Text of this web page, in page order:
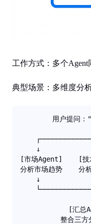
工作方式 ：多个
典型场景 ：多维度分
用户提问：
↓
[市场Agent]    [
分析市场趋势    分
↓
[汇总
整合三方